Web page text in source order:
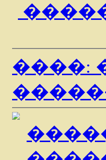
����: